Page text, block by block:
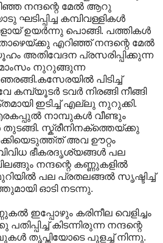
നന്ദന്റെ മേല്‍ ആറു
കമ്പിവള്ളികള്‍‍
ഉയര്‍ന്നു പൊങ്ങി. പത്തികള്‍‍
എറിഞ്ഞ് നന്ദന്റെ മേല്‍
അതിവേദന പ്രസരിപ്പിക്കുന്ന
നുറുങ്ങുന്ന
പിടിച്ച്
കമ്പ്യൂടര്‍ ടവര്‍ നിരങ്ങി നീങ്ങി
ഇടിച്ച് എല്ലു നുറുക്കി.
നാമ്പുകള്‍ വീണ്ടും
തുടങ്ങി. സ്ക്രീനിനക്ത്തെയ്ക്കു
അവ ഊറ്റം
ഭീകരദൃശ്യങ്ങള്‍ പല
നന്ദന്റെ കണ്ണുകളില്‍
പല പ്രതലങ്ങല്‍ സൃഷ്ടിച്ച്
ഓടി നടന്നു.
ഇപ്പോഴും കരിനീല വെളിച്ചം
കിടന്നിരുന്ന നന്ദന്റെ
തൃപ്തിയോടെ പുളച്ച് നിന്നു.